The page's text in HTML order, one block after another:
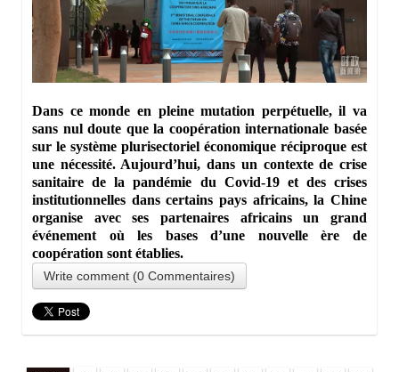
Dans ce monde en pleine mutation perpétuelle, il va
sans nul doute que la coopération internationale basée
sur le système plurisectoriel économique réciproque est
une nécessité. Aujourd’hui, dans un contexte de crise
sanitaire de la pandémie du Covid-19 et des crises
institutionnelles dans certains pays africains, la Chine
organise avec ses partenaires africains un grand
événement où les bases d’une nouvelle ère de
coopération sont établies.
Write comment (0 Commentaires)